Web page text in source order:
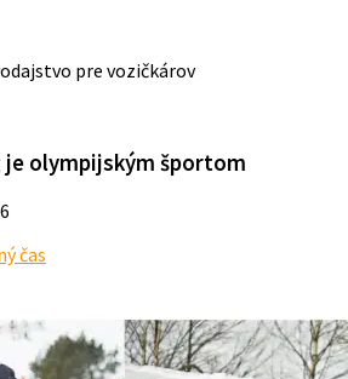
pre vozičkárov
je olympijským športom
čas